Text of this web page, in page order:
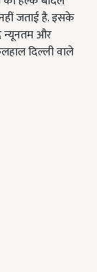
जताई है. इसके
न्यूनतम और
दिल्ली वाले